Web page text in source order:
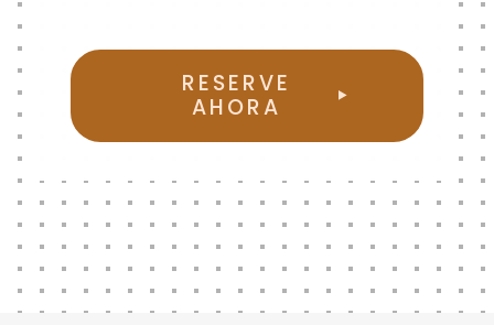
RESERVE
AHORA